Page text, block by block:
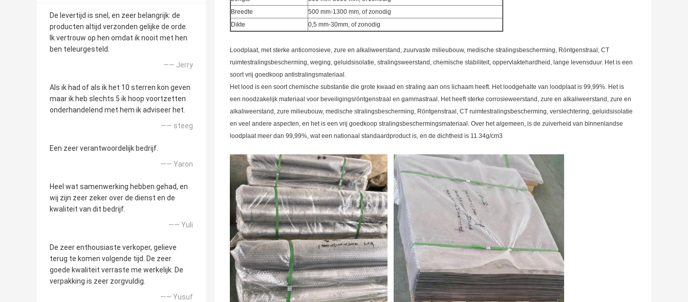
De levertijd is snel, en zeer belangrijk: de
producten altijd verzonden gelijke de orde.
Ik vertrouw op hen omdat ik nooit met hen
ben teleurgesteld.
—— Jerry
Als ik had of als ik het 10 sterren kon geven
maar ik heb slechts 5 ik hoop voortzetten
onderhandelend met hem ik adviseer het.
—— steeg
Een zeer verantwoordelijk bedrijf.
—— Yaron
Heel wat samenwerking hebben gehad, en
wij zijn zeer zeker over de dienst en de
kwaliteit van dit bedrijf.
—— Yuli
De zeer enthousiaste verkoper, gelieve
terug te komen volgende tijd. De zeer
goede kwaliteit verraste me werkelijk. De
verpakking is zeer zorgvuldig.
—— Yusuf
Breedte
500 mm-1300 mm, of zonodig
Dikte
0,5 mm-30mm, of zonodig
Loodplaat, met sterke anticorrosieve, zure en alkaliweerstand, zuurvaste milieubouw, medische stralingsbescherming, Röntgenstraal, CT
ruimtestralingsbescherming, weging, geluidsisolatie, stralingsweerstand, chemische stabiliteit, oppervlaktehardheid, lange levensduur. Het is een
soort vrij goedkoop antistralingsmateriaal.
Het lood is een soort chemische substantie die grote kwaad en straling aan ons lichaam heeft. Het loodgehalte van loodplaat is 99,99%. Het is
een noodzakelijk materiaal voor beveiligingsröntgenstraal en gammastraal. Het heeft sterke corrosieweerstand, zure en alkaliweerstand, zure en
alkaliweerstand, zure milieubouw, medische stralingsbescherming, Röntgenstraal, CT ruimtestralingsbescherming, verslechtering, geluidsisolatie
en veel andere aspecten, en het is een vrij goedkoop stralingsbeschermingsmateriaal. Over het algemeen, is de zuiverheid van binnenlandse
loodplaat meer dan 99,99%, wat een nationaal standaardproduct is, en de dichtheid is 11.34g/cm3